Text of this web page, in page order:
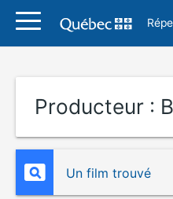
Producteur :
Un film trouvé